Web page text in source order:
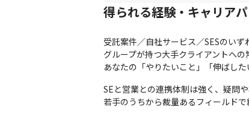
得られる経験・キャリア
受託案件／自社サービス／SESのい
グループが持つ大手クライアントへの
あなたの「やりたいこと」「伸ばし
SEと営業との連携体制は強く、疑問
若手のうちから裁量あるフィールド